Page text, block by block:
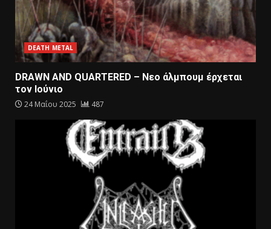
DEATH METAL
DRAWN AND QUARTERED – Nεο άλμπουμ έρχεται
τον Ιούνιο
24 Μαΐου 2025 487